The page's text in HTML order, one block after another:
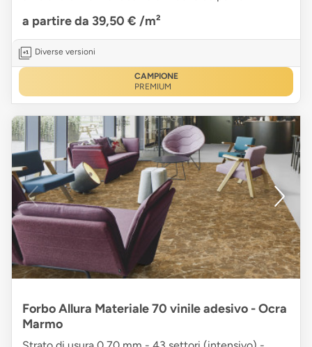
a partire da 39,50 € /m²
Diverse versioni
CAMPIONE
PREMIUM
Forbo Allura Materiale 70 vinile adesivo - Ocra
Marmo